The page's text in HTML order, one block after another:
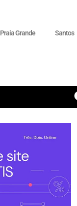
Praia Grande Santos